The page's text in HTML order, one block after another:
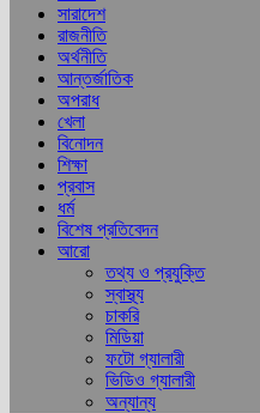
সারাদেশ
রাজনীতি
অর্থনীতি
আন্তর্জাতিক
অপরাধ
খেলা
বিনোদন
শিক্ষা
প্রবাস
ধর্ম
বিশেষ প্রতিবেদন
আরো
তথ্য ও প্রযুক্তি
স্বাস্থ্য
চাকরি
মিডিয়া
ফটো গ্যালারী
ভিডিও গ্যালারী
অন্যান্য